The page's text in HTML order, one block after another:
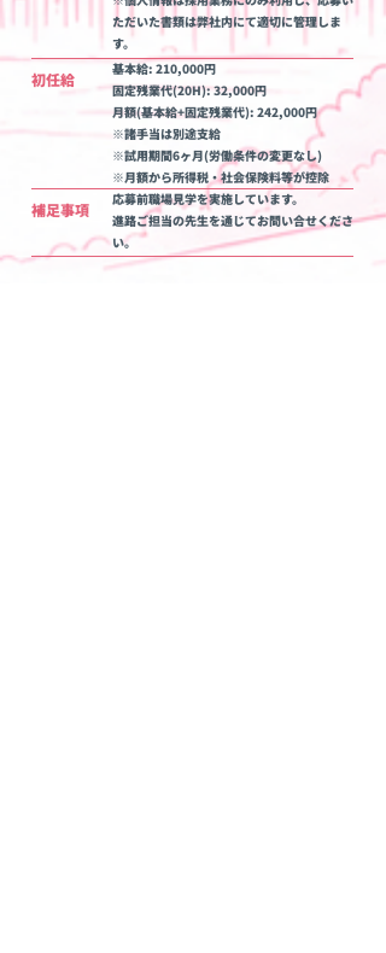
ただいた書類は弊社内にて適切に管理しま
す。
初任給
基本給: 210,000円
固定残業代(20H): 32,000円
月額(基本給+固定残業代): 242,000円
※諸手当は別途支給
※試用期間6ヶ月(労働条件の変更なし)
​※月額から所得税・社会保険料等が控除
補足事項
応募前職場見学を実施しています。
​進路ご担当の先生を通じてお問い合せくださ
い。